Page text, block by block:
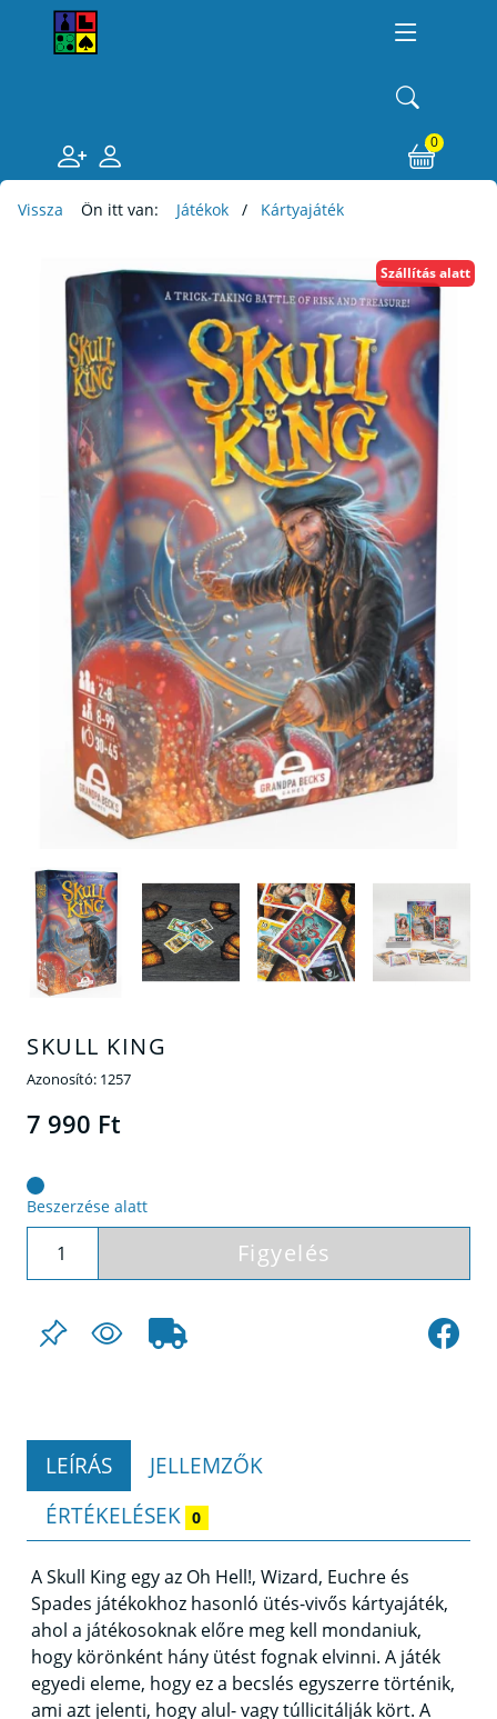
0
Vissza Ön itt van: Játékok Kártyajáték
SKULL KING
Azonosító: 1257
Szállítás alatt
7 990 Ft
Beszerzése alatt
Figyelés
LEÍRÁS
JELLEMZŐK
ÉRTÉKELÉSEK 0
A Skull King egy az Oh Hell!, Wizard, Euchre és
Spades játékokhoz hasonló ütés-vivős kártyajáték,
ahol a játékosoknak előre meg kell mondaniuk,
hogy körönként hány ütést fognak elvinni. A játék
egyedi eleme, hogy ez a becslés egyszerre történik,
ami azt jelenti, hogy alul- vagy túllicitálják kört. A